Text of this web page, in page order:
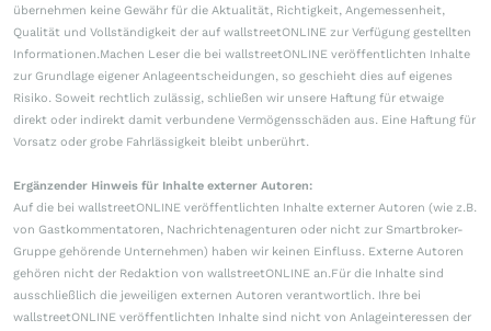
übernehmen keine Gewähr für die Aktualität, Richtigkeit, Angemessenheit,
Qualität und Vollständigkeit der auf wallstreetONLINE zur Verfügung gestellten
Informationen.Machen Leser die bei wallstreetONLINE veröffentlichten Inhalte
zur Grundlage eigener Anlageentscheidungen, so geschieht dies auf eigenes
Risiko. Soweit rechtlich zulässig, schließen wir unsere Haftung für etwaige
direkt oder indirekt damit verbundene Vermögensschäden aus. Eine Haftung für
Vorsatz oder grobe Fahrlässigkeit bleibt unberührt.
Ergänzender Hinweis für Inhalte externer Autoren:
Auf die bei wallstreetONLINE veröffentlichten Inhalte externer Autoren (wie z.B.
von Gastkommentatoren, Nachrichtenagenturen oder nicht zur Smartbroker-
Gruppe gehörende Unternehmen) haben wir keinen Einfluss. Externe Autoren
gehören nicht der Redaktion von wallstreetONLINE an.Für die Inhalte sind
ausschließlich die jeweiligen externen Autoren verantwortlich. Ihre bei
wallstreetONLINE veröffentlichten Inhalte sind nicht von Anlageinteressen der